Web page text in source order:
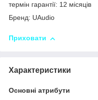
термін гарантії: 12 місяців
Бренд: UAudio
Приховати
Характеристики
Основні атрибути